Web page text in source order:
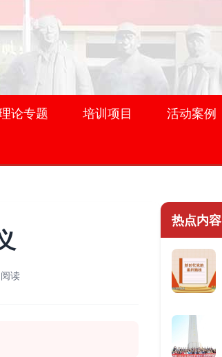
论专题 培训项目 活动案例
读
热点内容